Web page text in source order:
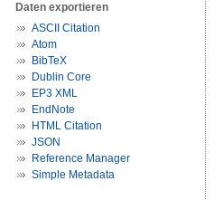
Daten exportieren
ASCII Citation
Atom
BibTeX
Dublin Core
EP3 XML
EndNote
HTML Citation
JSON
Reference Manager
Simple Metadata